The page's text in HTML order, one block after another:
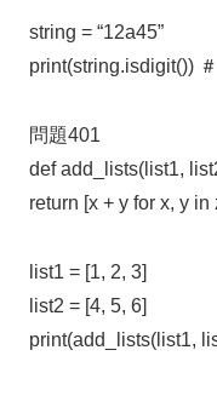
string = “12a45”
print(string.isdigit())
問題401
def add_lists(list1,
return [x + y for x, y in
list1 = [1, 2, 3]
list2 = [4, 5, 6]
print(add_lists(list1,